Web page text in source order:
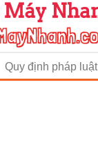
Quy định pháp luật